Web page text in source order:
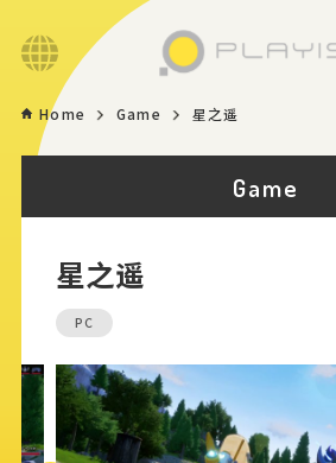
Language
Home Game 星之遥
Game
星之遥
PC